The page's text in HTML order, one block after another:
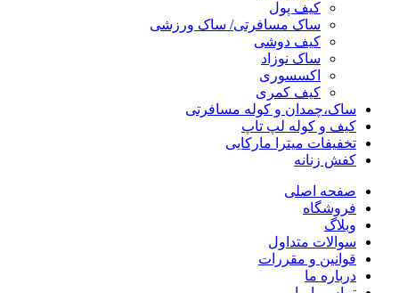
کیف پول
ساک مسافرتی/ ساک ورزشی
کیف دوشی
ساک نوزاد
اکسسوری
کیف کمری
ساک،چمدان و کوله مسافرتی
کیف و کوله لپ تاپ
تخفیفات میترا مارکایی
کفش زنانه
صفحه اصلی
فروشگاه
وبلاگ
سوالات متداول
قوانین و مقررات
درباره ما